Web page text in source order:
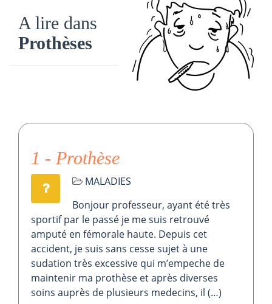
A lire dans
Prothèses
1 - Prothèse
MALADIES
Bonjour professeur, ayant été très
sportif par le passé je me suis retrouvé
amputé en fémorale haute. Depuis cet
accident, je suis sans cesse sujet à une
sudation très excessive qui m’empeche de
maintenir ma prothèse et après diverses
soins auprès de plusieurs medecins, il (…)